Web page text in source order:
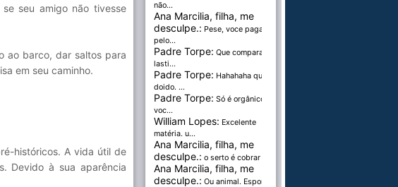
seu amigo não tivesse
ao barco, dar saltos para
em seu caminho.
históricos. A vida útil de
Devido à sua aparência
não...
Ana Marcilia, filha, me
desculpe.: Pese, voce paga
pelo...
Padre Torpe: Que comparação
lasti...
Padre Torpe: Hahahaha que
doido. ...
Padre Torpe: Só é orgânico se
voc...
William Lopes: Excelente
matéria. u...
Ana Marcilia, filha, me
desculpe.: o serto é cobrar pel...
Ana Marcilia, filha, me
desculpe.: Ou animal. Esponja